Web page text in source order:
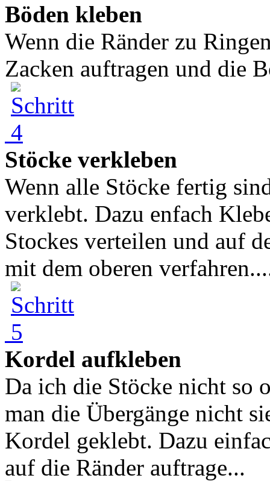
Böden kleben
Wenn die Ränder zu
Zacken auftragen und die
Stöcke verkleben
Wenn alle Stöcke fertig
verklebt. Dazu enfach
Stockes verteilen und auf
mit dem oberen
Kordel aufkleben
Da ich die Stöcke nicht so
man die Übergänge nicht
Kordel geklebt. Dazu
auf die Ränder auftrage...